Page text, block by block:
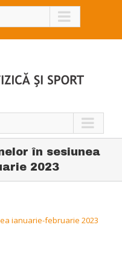
în sesiunea
2023
ianuarie-februarie 2023